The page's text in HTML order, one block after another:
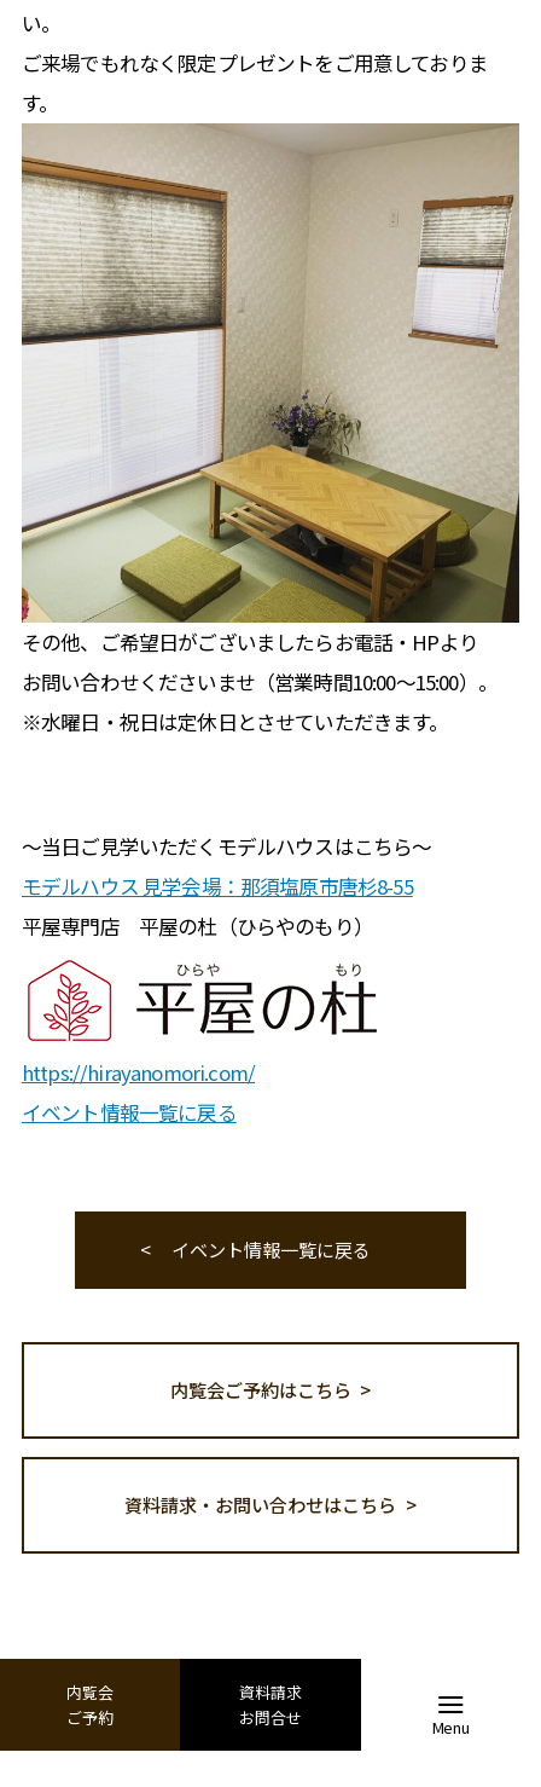
内覧会
ご予約
資料請求
お問合せ
い。
ご来場でもれなく限定プレゼントをご用意しておりま
す。
その他、ご希望日がございましたらお電話・HPより
お問い合わせくださいませ（営業時間10:00〜15:00）。
※水曜日・祝日は定休日とさせていただきます。
〜当日ご見学いただくモデルハウスはこちら〜
モデルハウス 見学会場：那須塩原市唐杉8-55
平屋専門店 平屋の杜（ひらやのもり）
https://hirayanomori.com/
イベント情報一覧に戻る
イベント情報一覧に戻る
内覧会ご予約はこちら
資料請求・お問い合わせはこちら